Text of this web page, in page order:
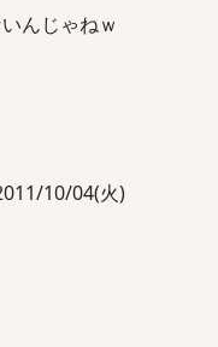
んじゃねｗ
10/04(火)